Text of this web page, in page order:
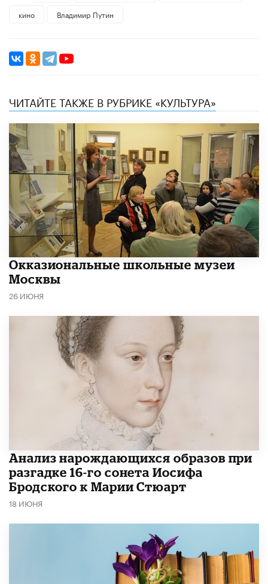
кино
Владимир Путин
ЧИТАЙТЕ ТАКЖЕ В РУБРИКЕ «КУЛЬТУРА»
​Окказиональные школьные музеи
Москвы
26 ИЮНЯ
Анализ нарождающихся образов при
разгадке 16-го сонета Иосифа
Бродского к Марии Стюарт
18 ИЮНЯ